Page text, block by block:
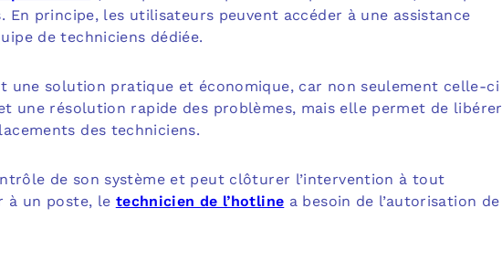
En principe, les utilisateurs peuvent accéder à une assistance
de techniciens dédiée.
une solution pratique et économique, car non seulement celle-ci
une résolution rapide des problèmes, mais elle permet de libérer
des techniciens.
de son système et peut clôturer l’intervention à tout
à un poste, le technicien de l’hotline a besoin de l’autorisation de